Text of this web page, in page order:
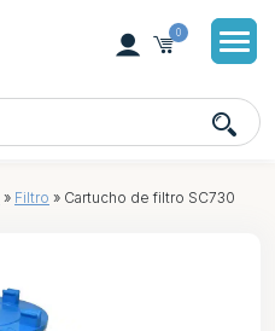
0
» Filtro » Cartucho de filtro SC730